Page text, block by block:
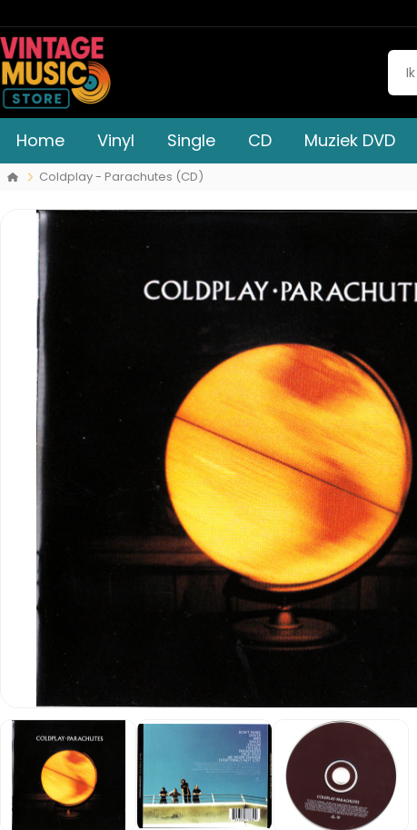
Home Vinyl Single CD Muziek DVD
Coldplay - Parachutes (CD)